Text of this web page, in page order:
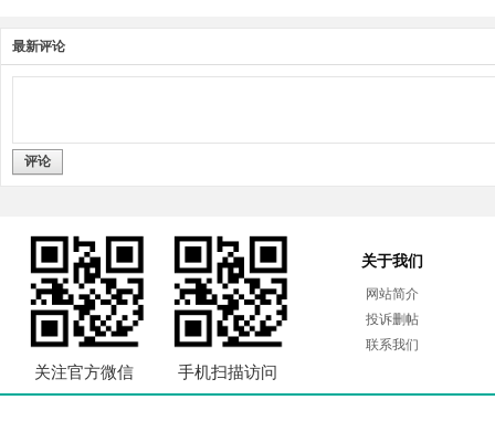
最新评论
评论
关注官方微信 手机扫描访问
关于我们
网站简介
投诉删帖
联系我们